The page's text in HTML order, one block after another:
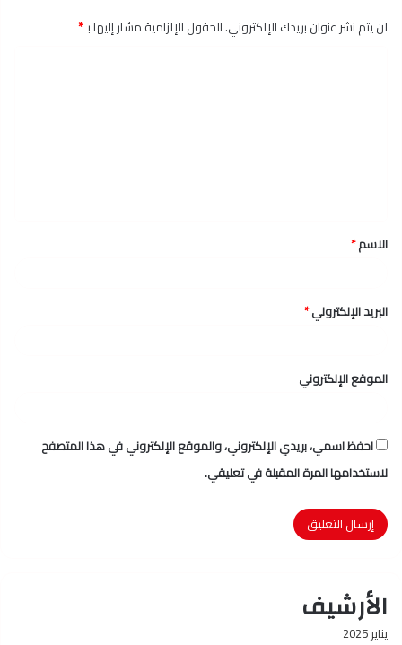
لن يتم نشر عنوان بريدك الإلكتروني.الحقول الإلزامية مشار إليها بـ*
*
الاسم*
البريد الإلكتروني*
الموقع الإلكتروني
احفظ اسمي، بريدي الإلكتروني، والموقع الإلكتروني في هذا المتصفح
لاستخدامها المرة المقبلة في تعليقي.
الأرشيف
يناير 2025